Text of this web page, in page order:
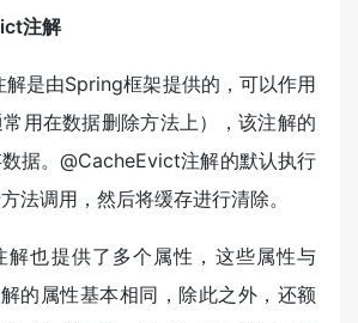
注解
是由Spring框架提供的，可以作用
用在数据删除方法上），该注解的
据。@CacheEvict注解的默认执行
法调用，然后将缓存进行清除。
解也提供了多个属性，这些属性与
的属性基本相同，除此之外，还额